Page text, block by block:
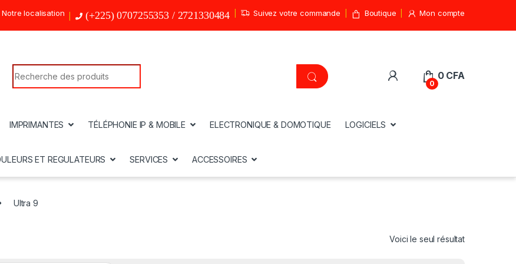
Notre localisation (+225) 0707255353 / 2721330484 Suivez votre commande Boutique Mon compte
Search for:
0
0 CFA
IMPRIMANTES TÉLÉPHONIE IP & MOBILE ELECTRONIQUE & DOMOTIQUE LOGICIELS
ET REGULATEURS SERVICES ACCESSOIRES
Ultra 9
Voici le seul résultat